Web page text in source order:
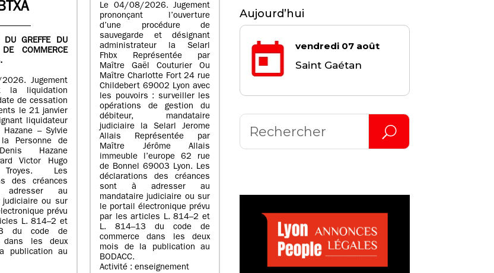
DU GREFFE DU
DE COMMERCE
Jugement
la liquidation
de cessation
le 21 janvier
liquidateur
Hazane – Sylvie
Personne de
Hazane
Victor Hugo
Les
des créances
au
judiciaire ou sur
prévu
L. 814–2 et
du code de
dans les deux
publication au
Le 04/08/2026. Jugement
prononçant l’ouverture
d’une procédure de
sauvegarde et désignant
administrateur la Selarl
Fhbx Représentée par
Maître Gaël Couturier Ou
Maître Charlotte Fort 24 rue
Childebert 69002 Lyon avec
les pouvoirs : surveiller les
opérations de gestion du
débiteur, mandataire
judiciaire la Selarl Jerome
Allais Représentée par
Maître Jérôme Allais
immeuble l’europe 62 rue
de Bonnel 69003 Lyon. Les
déclarations des créances
sont à adresser au
mandataire judiciaire ou sur
le portail électronique prévu
par les articles L. 814–2 et
L. 814–13 du code de
commerce dans les deux
mois de la publication au
BODACC.
Activité : enseignement
Aujourd’hui
vendredi 07 août
Saint Gaétan